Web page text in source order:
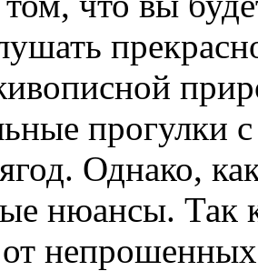
прогулки
Однако,
нюансы. Так